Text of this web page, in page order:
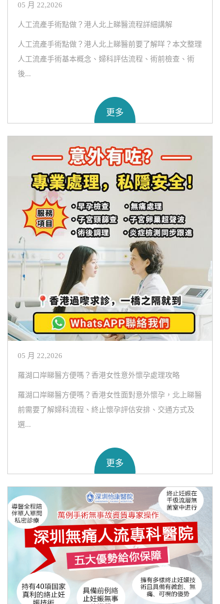
05 月 22,2026
人工流產手術點做？港人北上睇醫流程詳細講解
人工流產手術點做？港人北上睇醫前要了解咩？本文整理
人工流產手術基本概念、婦科評估流程、術前檢查、術
後...
更多
05 月 22,2026
羅湖口岸睇醫方便嗎？香港女性意外懷孕處理攻略
羅湖口岸睇醫方便嗎？香港女性面對意外懷孕，北上睇醫
前需要了解婦科流程、終止懷孕評估安排、交通方式及
選...
更多